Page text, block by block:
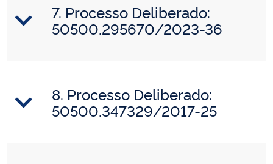
7. Processo Deliberado:
50500.295670/2023-36
8. Processo Deliberado:
50500.347329/2017-25